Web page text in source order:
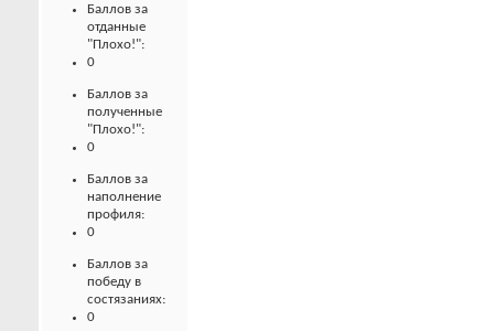
Баллов за
отданные
"Плохо!":
0
Баллов за
полученные
"Плохо!":
0
Баллов за
наполнение
профиля:
0
Баллов за
победу в
состязаниях:
0